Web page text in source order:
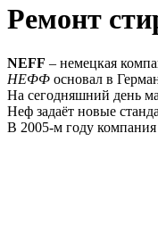
Ремонт
NEFF – немецкая
НЕФФ основал в
На сегодняшний день
Неф задаёт новые
В 2005-м году